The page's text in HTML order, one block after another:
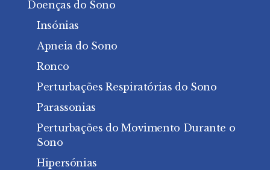
Doenças do Sono
Insónias
Apneia do Sono
Ronco
Perturbações Respiratórias do Sono
Parassonias
Perturbações do Movimento Durante o
Sono
Hipersónias